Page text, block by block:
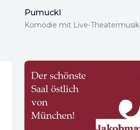
Pumuckl
Komödie mit Live-Theatermusik